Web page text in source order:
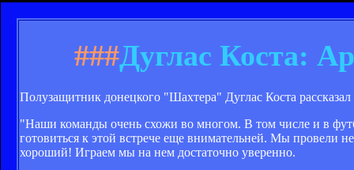
###Дуглас Коста:
Полузащитник донецкого "Шахтера" Дуглас Коста
"Наши команды очень схожи во многом. В том числе и в
готовиться к этой встрече еще внимательней. Мы провели
хороший! Играем мы на нем достаточно уверенно.